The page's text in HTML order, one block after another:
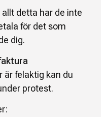
detta har de inte
för det som
dig.
är felaktig kan du
protest.